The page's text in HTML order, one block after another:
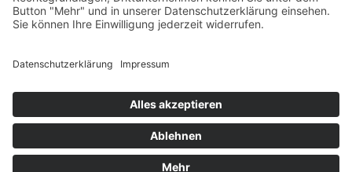
Fernabsatz
Widerrufsrecht MS
Kontakt
Garantiefall
Batterieverordnung